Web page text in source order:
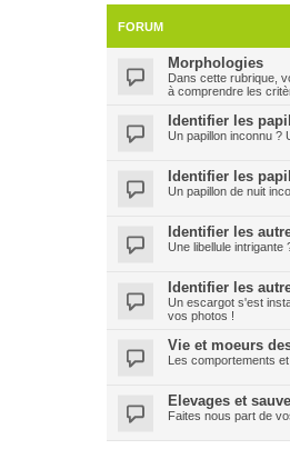
FORUM
Morphologies
Dans cette rubrique,
à comprendre les
Identifier les
Un papillon inconnu ?
Identifier les
Un papillon de nuit
Identifier les
Une libellule
Identifier les
Un escargot s'est
vos photos !
Vie et moeurs
Les comportements
Elevages et
Faites nous part de